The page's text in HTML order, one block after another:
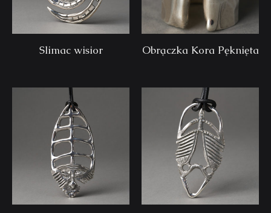
Slimac wisior Obrączka Kora Pęknięta